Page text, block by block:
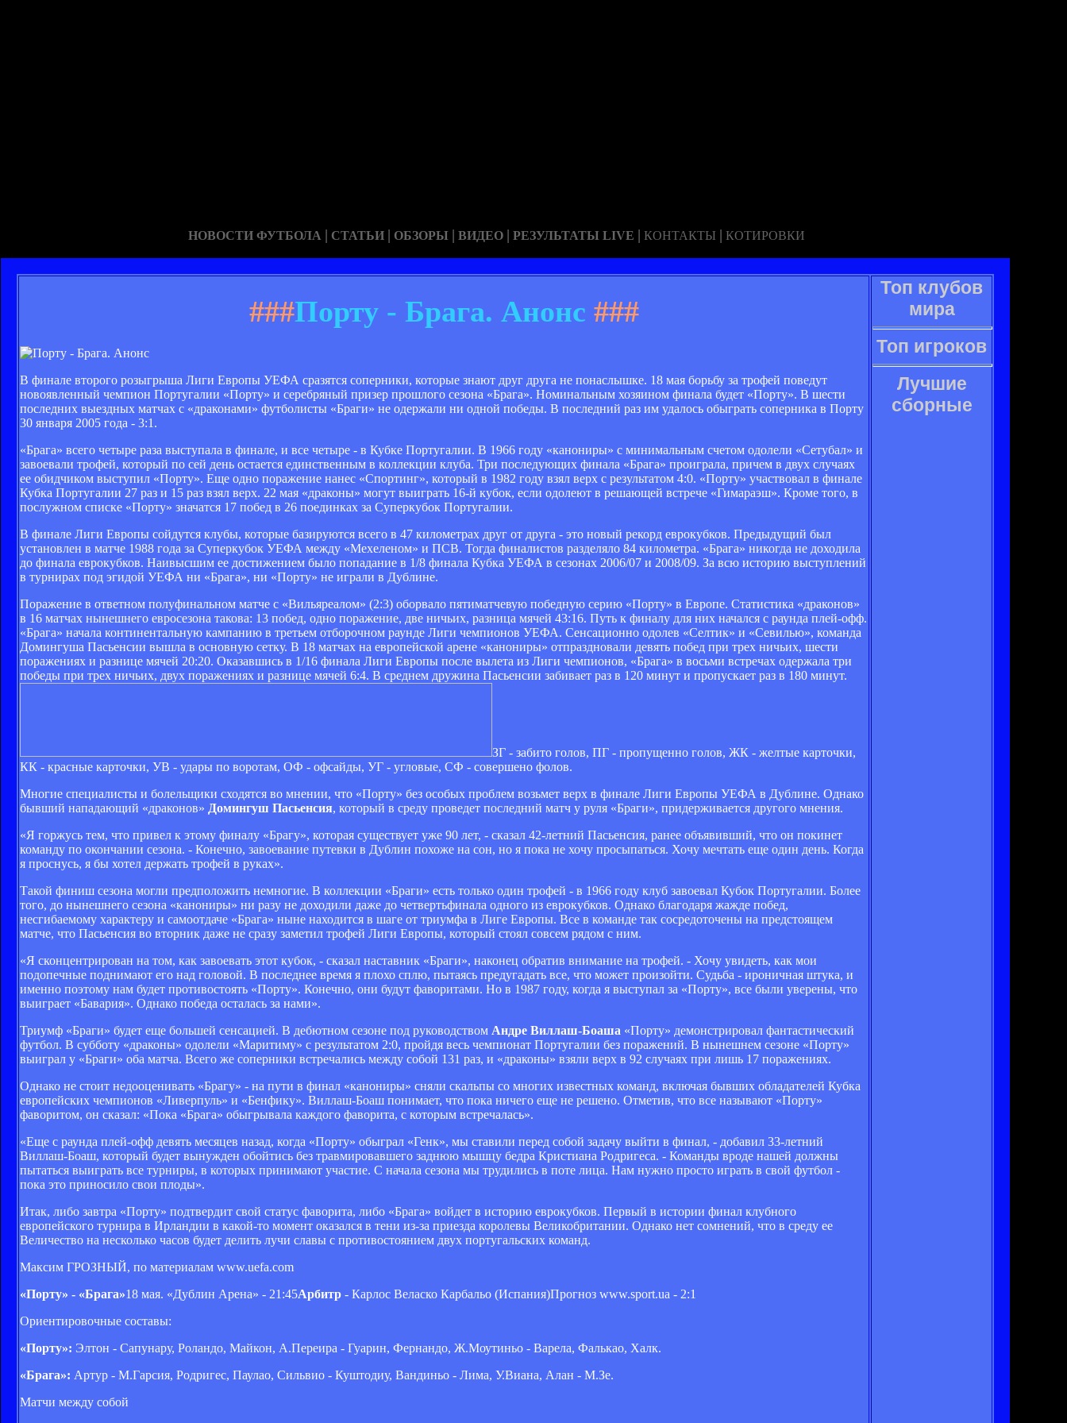
НОВОСТИ ФУТБОЛА | СТАТЬИ | ОБЗОРЫ | ВИДЕО | РЕЗУЛЬТАТЫ LIVE | КОНТАКТЫ | КОТИРОВКИ
###Порту - Брага. Анонс ###
В финале второго розыгрыша Лиги Европы УЕФА сразятся соперники, которые знают друг друга не понаслышке. 18 мая борьбу за трофей поведут
новоявленный чемпион Португалии «Порту» и серебряный призер прошлого сезона «Брага». Номинальным хозяином финала будет «Порту». В шести
последних выездных матчах с «драконами» футболисты «Браги» не одержали ни одной победы. В последний раз им удалось обыграть соперника в Порту
30 января 2005 года - 3:1.
«Брага» всего четыре раза выступала в финале, и все четыре - в Кубке Португалии. В 1966 году «канониры» с минимальным счетом одолели «Сетубал» и
завоевали трофей, который по сей день остается единственным в коллекции клуба. Три последующих финала «Брага» проиграла, причем в двух случаях
ее обидчиком выступил «Порту». Еще одно поражение нанес «Спортинг», который в 1982 году взял верх с результатом 4:0. «Порту» участвовал в финале
Кубка Португалии 27 раз и 15 раз взял верх. 22 мая «драконы» могут выиграть 16-й кубок, если одолеют в решающей встрече «Гимараэш». Кроме того, в
послужном списке «Порту» значатся 17 побед в 26 поединках за Суперкубок Португалии.
В финале Лиги Европы сойдутся клубы, которые базируются всего в 47 километрах друг от друга - это новый рекорд еврокубков. Предыдущий был
установлен в матче 1988 года за Суперкубок УЕФА между «Мехеленом» и ПСВ. Тогда финалистов разделяло 84 километра. «Брага» никогда не доходила
до финала еврокубков. Наивысшим ее достижением было попадание в 1/8 финала Кубка УЕФА в сезонах 2006/07 и 2008/09. За всю историю выступлений
в турнирах под эгидой УЕФА ни «Брага», ни «Порту» не играли в Дублине.
Поражение в ответном полуфинальном матче с «Вильяреалом» (2:3) оборвало пятиматчевую победную серию «Порту» в Европе. Статистика «драконов»
в 16 матчах нынешнего евросезона такова: 13 побед, одно поражение, две ничьих, разница мячей 43:16. Путь к финалу для них начался с раунда плей-офф.
«Брага» начала континентальную кампанию в третьем отборочном раунде Лиги чемпионов УЕФА. Сенсационно одолев «Селтик» и «Севилью», команда
Домингуша Пасьенсии вышла в основную сетку. В 18 матчах на европейской арене «канониры» отпраздновали девять побед при трех ничьих, шести
поражениях и разнице мячей 20:20. Оказавшись в 1/16 финала Лиги Европы после вылета из Лиги чемпионов, «Брага» в восьми встречах одержала три
победы при трех ничьих, двух поражениях и разнице мячей 6:4. В среднем дружина Пасьенсии забивает раз в 120 минут и пропускает раз в 180 минут.
ЗГ - забито голов, ПГ - пропущенно голов, ЖК - желтые карточки,
КК - красные карточки, УВ - удары по воротам, ОФ - офсайды, УГ - угловые, СФ - совершено фолов.
Многие специалисты и болельщики сходятся во мнении, что «Порту» без особых проблем возьмет верх в финале Лиги Европы УЕФА в Дублине. Однако
бывший нападающий «драконов» Домингуш Пасьенсия, который в среду проведет последний матч у руля «Браги», придерживается другого мнения.
«Я горжусь тем, что привел к этому финалу «Брагу», которая существует уже 90 лет, - сказал 42-летний Пасьенсия, ранее объявивший, что он покинет
команду по окончании сезона. - Конечно, завоевание путевки в Дублин похоже на сон, но я пока не хочу просыпаться. Хочу мечтать еще один день. Когда
я проснусь, я бы хотел держать трофей в руках».
Такой финиш сезона могли предположить немногие. В коллекции «Браги» есть только один трофей - в 1966 году клуб завоевал Кубок Португалии. Более
того, до нынешнего сезона «канониры» ни разу не доходили даже до четвертьфинала одного из еврокубков. Однако благодаря жажде побед,
несгибаемому характеру и самоотдаче «Брага» ныне находится в шаге от триумфа в Лиге Европы. Все в команде так сосредоточены на предстоящем
матче, что Пасьенсия во вторник даже не сразу заметил трофей Лиги Европы, который стоял совсем рядом с ним.
«Я сконцентрирован на том, как завоевать этот кубок, - сказал наставник «Браги», наконец обратив внимание на трофей. - Хочу увидеть, как мои
подопечные поднимают его над головой. В последнее время я плохо сплю, пытаясь предугадать все, что может произойти. Судьба - ироничная штука, и
именно поэтому нам будет противостоять «Порту». Конечно, они будут фаворитами. Но в 1987 году, когда я выступал за «Порту», все были уверены, что
выиграет «Бавария». Однако победа осталась за нами».
Триумф «Браги» будет еще большей сенсацией. В дебютном сезоне под руководством Андре Виллаш-Боаша «Порту» демонстрировал фантастический
футбол. В субботу «драконы» одолели «Маритиму» с результатом 2:0, пройдя весь чемпионат Португалии без поражений. В нынешнем сезоне «Порту»
выиграл у «Браги» оба матча. Всего же соперники встречались между собой 131 раз, и «драконы» взяли верх в 92 случаях при лишь 17 поражениях.
Однако не стоит недооценивать «Брагу» - на пути в финал «канониры» сняли скальпы со многих известных команд, включая бывших обладателей Кубка
европейских чемпионов «Ливерпуль» и «Бенфику». Виллаш-Боаш понимает, что пока ничего еще не решено. Отметив, что все называют «Порту»
фаворитом, он сказал: «Пока «Брага» обыгрывала каждого фаворита, с которым встречалась».
«Еще с раунда плей-офф девять месяцев назад, когда «Порту» обыграл «Генк», мы ставили перед собой задачу выйти в финал, - добавил 33-летний
Виллаш-Боаш, который будет вынужден обойтись без травмировавшего заднюю мышцу бедра Кристиана Родригеса. - Команды вроде нашей должны
пытаться выиграть все турниры, в которых принимают участие. С начала сезона мы трудились в поте лица. Нам нужно просто играть в свой футбол -
пока это приносило свои плоды».
Итак, либо завтра «Порту» подтвердит свой статус фаворита, либо «Брага» войдет в историю еврокубков. Первый в истории финал клубного
европейского турнира в Ирландии в какой-то момент оказался в тени из-за приезда королевы Великобритании. Однако нет сомнений, что в среду ее
Величество на несколько часов будет делить лучи славы с противостоянием двух португальских команд.
Максим ГРОЗНЫЙ, по материалам www.uefa.com
«Порту» - «Брага»18 мая. «Дублин Арена» - 21:45Арбитр - Карлос Веласко Карбальо (Испания)Прогноз www.sport.ua - 2:1
Ориентировочные составы:
«Порту»: Элтон - Сапунару, Роландо, Майкон, А.Переира - Гуарин, Фернандо, Ж.Моутиньо - Варела, Фалькао, Халк.
«Брага»: Артур - М.Гарсия, Родригес, Паулао, Сильвио - Куштодиу, Вандиньо - Лима, У.Виана, Алан - М.Зе.
Матчи между собой
Топ клубов
мира
Топ игроков
Лучшие
сборные